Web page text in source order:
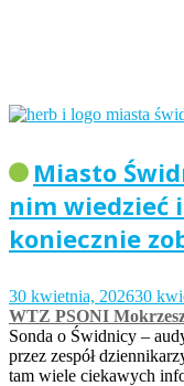
Miasto
nim wiedzieć
koniecznie
30 kwietnia, 202630
WTZ PSONI
Sonda o Świdnicy –
przez zespół
tam wiele ciekawych